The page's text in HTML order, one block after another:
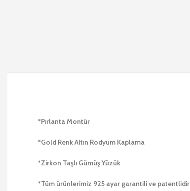
*Pırlanta Montür
*Gold Renk Altın Rodyum Kaplama
*Zirkon Taşlı Gümüş Yüzük
*Tüm ürünlerimiz 925 ayar garantili ve patentlidir